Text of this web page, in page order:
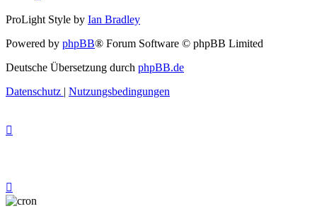
ProLight Style by Ian Bradley
Powered by phpBB® Forum Software © phpBB Limited
Deutsche Übersetzung durch phpBB.de
Datenschutz | Nutzungsbedingungen